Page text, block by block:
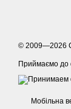
© 2009—2026
Приймаємо до
Мобільна